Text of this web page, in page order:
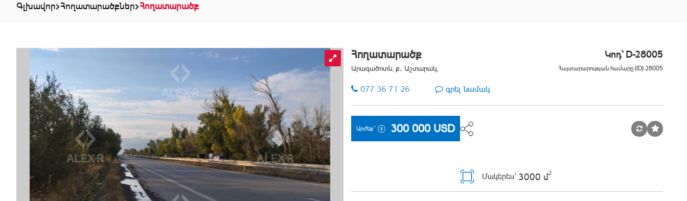
Գլխավոր Հողատարածքներ Հողատարածք
Հողատարածք Կոդ` D-28005
Արագածոտն, ք․ Աշտարակ, Հայտարարության համարը (ID) 28005
077 36 71 26 գրել նամակ
Արժեք` 300 000 USD
Մակերես` 3000 մ2